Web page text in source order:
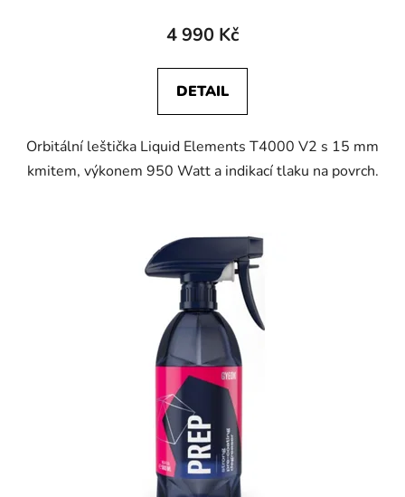
4 990 Kč
DETAIL
Orbitální leštička Liquid Elements T4000 V2 s 15 mm
kmitem, výkonem 950 Watt a indikací tlaku na povrch.